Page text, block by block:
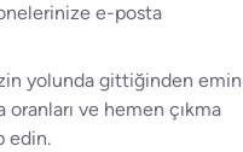
e-posta
yolunda gittiğinden emin
oranları ve hemen çıkma
edin.